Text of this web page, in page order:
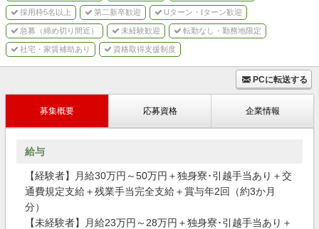
採用枠5名以上 第二新卒歓迎 Uターン・Iターン歓迎
急募（締め切り間近） 未経験歓迎 転勤なし・勤務地限定
社宅・家賃補助あり 資格取得支援制度
PCに転送する
募集概要 応募資格 企業情報
給与
【経験者】月給30万円～50万円＋独身寮･引越手当あり＋交
通費規定支給＋残業手当完全支給＋賞与年2回（約3か月
分）
【未経験者】月給23万円～28万円＋独身寮･引越手当あり＋